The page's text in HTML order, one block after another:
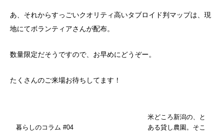
あ、それからすっごいクオリティ高いタブロイド判マップは、現
地にてボランティアさんが配布。
数量限定だそうですので、お早めにどうぞー。
たくさんのご来場お待ちしてます！
暮らしのコラム #04
米どころ新潟の、と
ある貸し農園。そこ